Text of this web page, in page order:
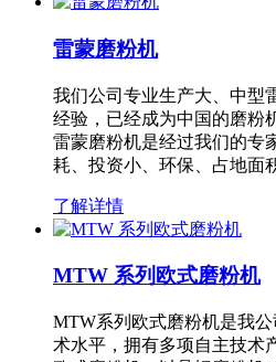
雷蒙磨粉机
我们公司专业生产大、中型
经验，已经成为中国的磨粉
雷蒙磨粉机是经过我们的专
耗、投资小、环保、占地面
了解详情
MTW 系列欧式磨粉机
MTW系列欧式磨粉机是我
术水平，拥有多项自主技术